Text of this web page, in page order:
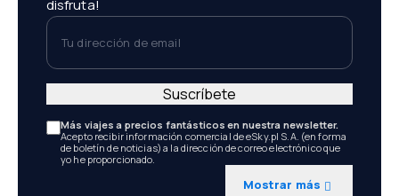
disfruta!
Tu dirección de email
Más viajes a precios fantásticos en nuestra newsletter.
Acepto recibir información comercial de eSky.pl S.A. (en forma
de boletín de noticias) a la dirección de correo electrónico que
yo he proporcionado.
Mostrar más
Suscríbete